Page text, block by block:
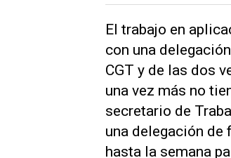
El trabajo en
con una
CGT y de las dos
una vez más no
secretario de
una delegación de
hasta la semana